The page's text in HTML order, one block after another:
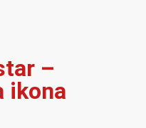
–
ikona